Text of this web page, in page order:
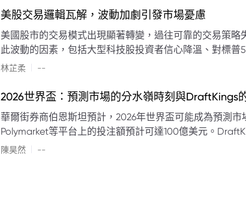
其影響低於預期，二季度的全球供應缺口（每日500萬至
口受阻持續，2026年底油價可能升至每桶110美元以上，
若供應快速恢復且需求進一步走弱，2026年底油價可能
美元。
美股交易邏輯瓦解，波動加劇引發市場憂慮
美國股市的交易模式出現顯著轉變，過往可靠的交易策
此波動的因素，包括大型科技股投資者信心降溫、對標
矛盾信號。專家意見顯示，雙向交易與市場震盪加劇將
點：** * **交易邏輯轉變：** 順勢做多的市場邏輯已瓦解，市場走向變得難以預測。 * **科技股信心減弱：**
現顯著的單日反轉幅度，整體市場穩定性大幅下降。 * **經濟數據拉扯：** 經濟數據表現出韌性與聯準會緊
縮貨幣政策預期升溫之間形成拉扯，加劇市場不確定性。 * **專家預期：** 預計將持續出現板塊輪動與風
切換，投資者意見分歧程度處於極高水平。 * **聚焦聯準會：** 聯準會的利率決議及後續記者會，被視為短
林芷柔 --
2026世界盃：預測市場的分水嶺時刻與DraftKings
華爾街券商伯恩斯坦預計，2026年世界盃可能成為預測
Polymarket等平台上的投注額預計可達100億美元。
道、西班牙語轉播權以及對預測市場業務的拓展，為即將
陳昊然 --